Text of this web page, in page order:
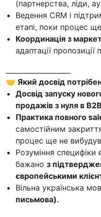
(партнерства, ліди,
Ведення CRM і
етапі, поки процес
Координація з
адаптації пропозиції
🤝 Який досвід
Досвід запуску
продажів з нуля в
Практика повного
самостійним
процес ще не
Розуміння
бажано з
європейськими
Вільна українська
письмова).